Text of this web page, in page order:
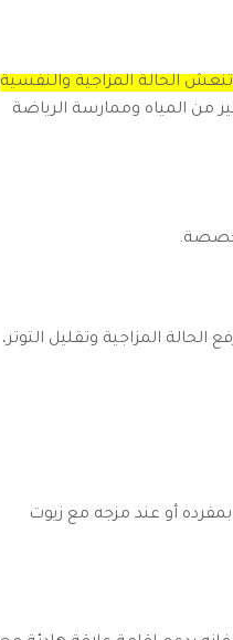
الحالة المزاجية والنفسية
من المياه وممارسة الرياضة
المزاجية وتقليل التوتر،
بمفرده أو عند مزجه مع زيوت